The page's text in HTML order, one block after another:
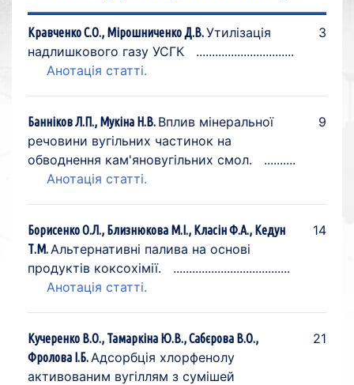
Кравченко С.О., Мірошниченко Д.В.Утилізація
надлишкового газу УСГК
3
Анотація статті.
Банніков Л.П., Мукіна Н.В. Вплив мінеральної
речовини вугільних частинок на
обводнення кам'яновугільних смол.
9
Анотація статті.
Борисенко О.Л., Близнюкова М.І., Класін Ф.А., Кедун
Т.М.Альтернативні палива на основі
продуктів коксохімії.
14
Анотація статті.
Кучеренко В.О., Тамаркіна Ю.В., Сабєрова В.О.,
Фролова І.Б.Адсорбція хлорфенолу
активованим вугіллям з сумішей
21